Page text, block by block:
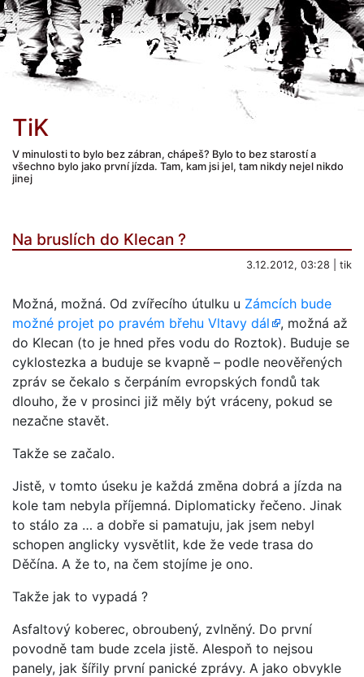
TiK
V minulosti to bylo bez zábran, chápeš? Bylo to bez starostí a
všechno bylo jako první jízda. Tam, kam jsi jel, tam nikdy nejel nikdo
jinej
Na bruslích do Klecan ?
3.12.2012, 03:28 | tik
Možná, možná. Od zvířecího útulku u Zámcích bude
možné projet po pravém břehu Vltavy dál
, možná až
do Klecan (to je hned přes vodu do Roztok). Buduje se
cyklostezka a buduje se kvapně – podle neověřených
zpráv se čekalo s čerpáním evropských fondů tak
dlouho, že v prosinci již měly být vráceny, pokud se
nezačne stavět.
Takže se začalo.
Jistě, v tomto úseku je každá změna dobrá a jízda na
kole tam nebyla příjemná. Diplomaticky řečeno. Jinak
to stálo za … a dobře si pamatuju, jak jsem nebyl
schopen anglicky vysvětlit, kde že vede trasa do
Děčína. A že to, na čem stojíme je ono.
Takže jak to vypadá ?
Asfaltový koberec, obroubený, zvlněný. Do první
povodně tam bude zcela jistě. Alespoň to nejsou
panely, jak šířily první panické zprávy. A jako obvykle